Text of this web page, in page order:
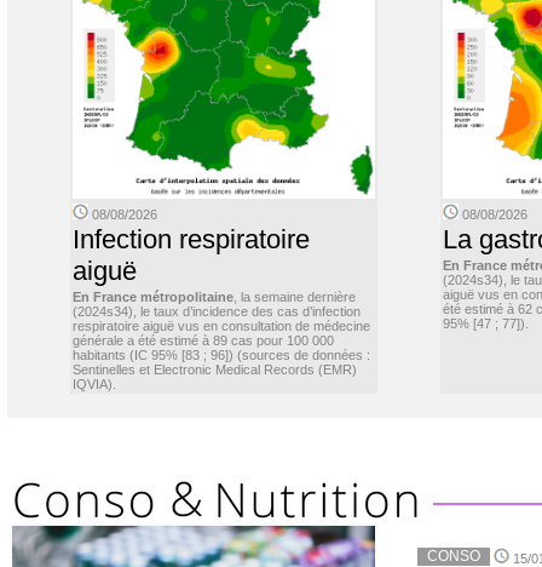
08/08/2026
Infection respiratoire
aiguë
En France métropolitaine , la semaine dernière
(2024s34), le taux d’incidence des cas d’infection
respiratoire aiguë vus en consultation de médecine
générale a été estimé à 89 cas pour 100 000
habitants (IC 95% [83 ; 96]) (sources de données :
Sentinelles et Electronic Medical Records (EMR)
IQVIA).
08/08/2026
La
En France
(2024s34), le
aiguë vus en
été estimé à 62
95% [47 ; 77]).
CONSO 15/